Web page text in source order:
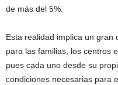
de más del 5%.
Esta realidad implica un
para las familias, los centros
pues cada uno desde su
condiciones necesarias para